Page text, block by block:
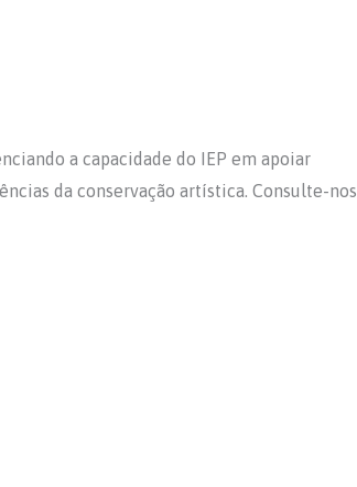
a capacidade do IEP em apoiar
da conservação artística. Consulte-nos